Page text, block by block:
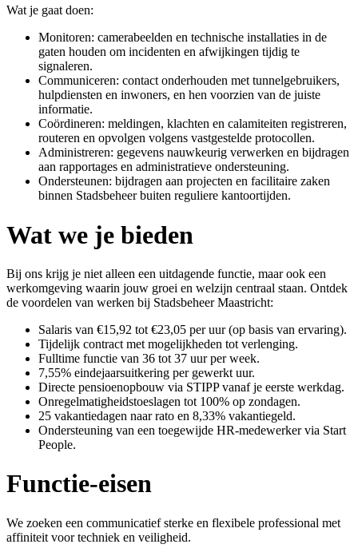
Wat je gaat doen:
Monitoren: camerabeelden en technische installaties in de
gaten houden om incidenten en afwijkingen tijdig te
signaleren.
Communiceren: contact onderhouden met tunnelgebruikers,
hulpdiensten en inwoners, en hen voorzien van de juiste
informatie.
Coördineren: meldingen, klachten en calamiteiten registreren,
routeren en opvolgen volgens vastgestelde protocollen.
Administreren: gegevens nauwkeurig verwerken en bijdragen
aan rapportages en administratieve ondersteuning.
Ondersteunen: bijdragen aan projecten en facilitaire zaken
binnen Stadsbeheer buiten reguliere kantoortijden.
Wat we je bieden
Bij ons krijg je niet alleen een uitdagende functie, maar ook een
werkomgeving waarin jouw groei en welzijn centraal staan. Ontdek
de voordelen van werken bij Stadsbeheer Maastricht:
Salaris van €15,92 tot €23,05 per uur (op basis van ervaring).
Tijdelijk contract met mogelijkheden tot verlenging.
Fulltime functie van 36 tot 37 uur per week.
7,55% eindejaarsuitkering per gewerkt uur.
Directe pensioenopbouw via STIPP vanaf je eerste werkdag.
Onregelmatigheidstoeslagen tot 100% op zondagen.
25 vakantiedagen naar rato en 8,33% vakantiegeld.
Ondersteuning van een toegewijde HR-medewerker via Start
People.
Functie-eisen
We zoeken een communicatief sterke en flexibele professional met
affiniteit voor techniek en veiligheid.